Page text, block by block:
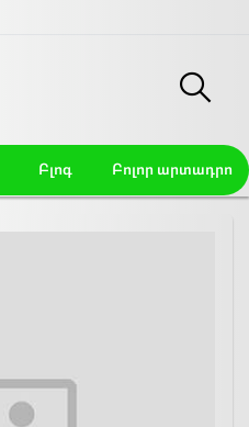
Բլոգ Բոլոր